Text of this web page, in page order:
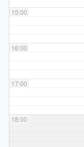
15:00
16:00
17:00
18:00